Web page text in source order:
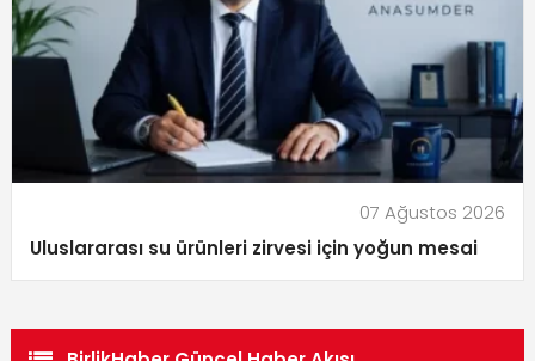
07 Ağustos 2026
Uluslararası su ürünleri zirvesi için yoğun mesai